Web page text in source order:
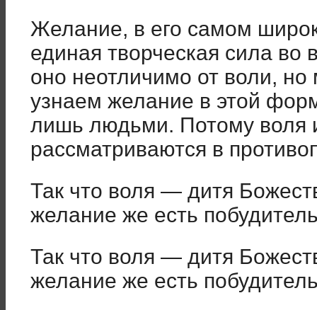
Желание, в его самом
единая творческая сила
оно неотличимо от воли,
узнаем желание в этой
лишь людьми. Потому воля
рассматриваются в
Так что воля — дитя
желание же есть
Так что воля — дитя
желание же есть